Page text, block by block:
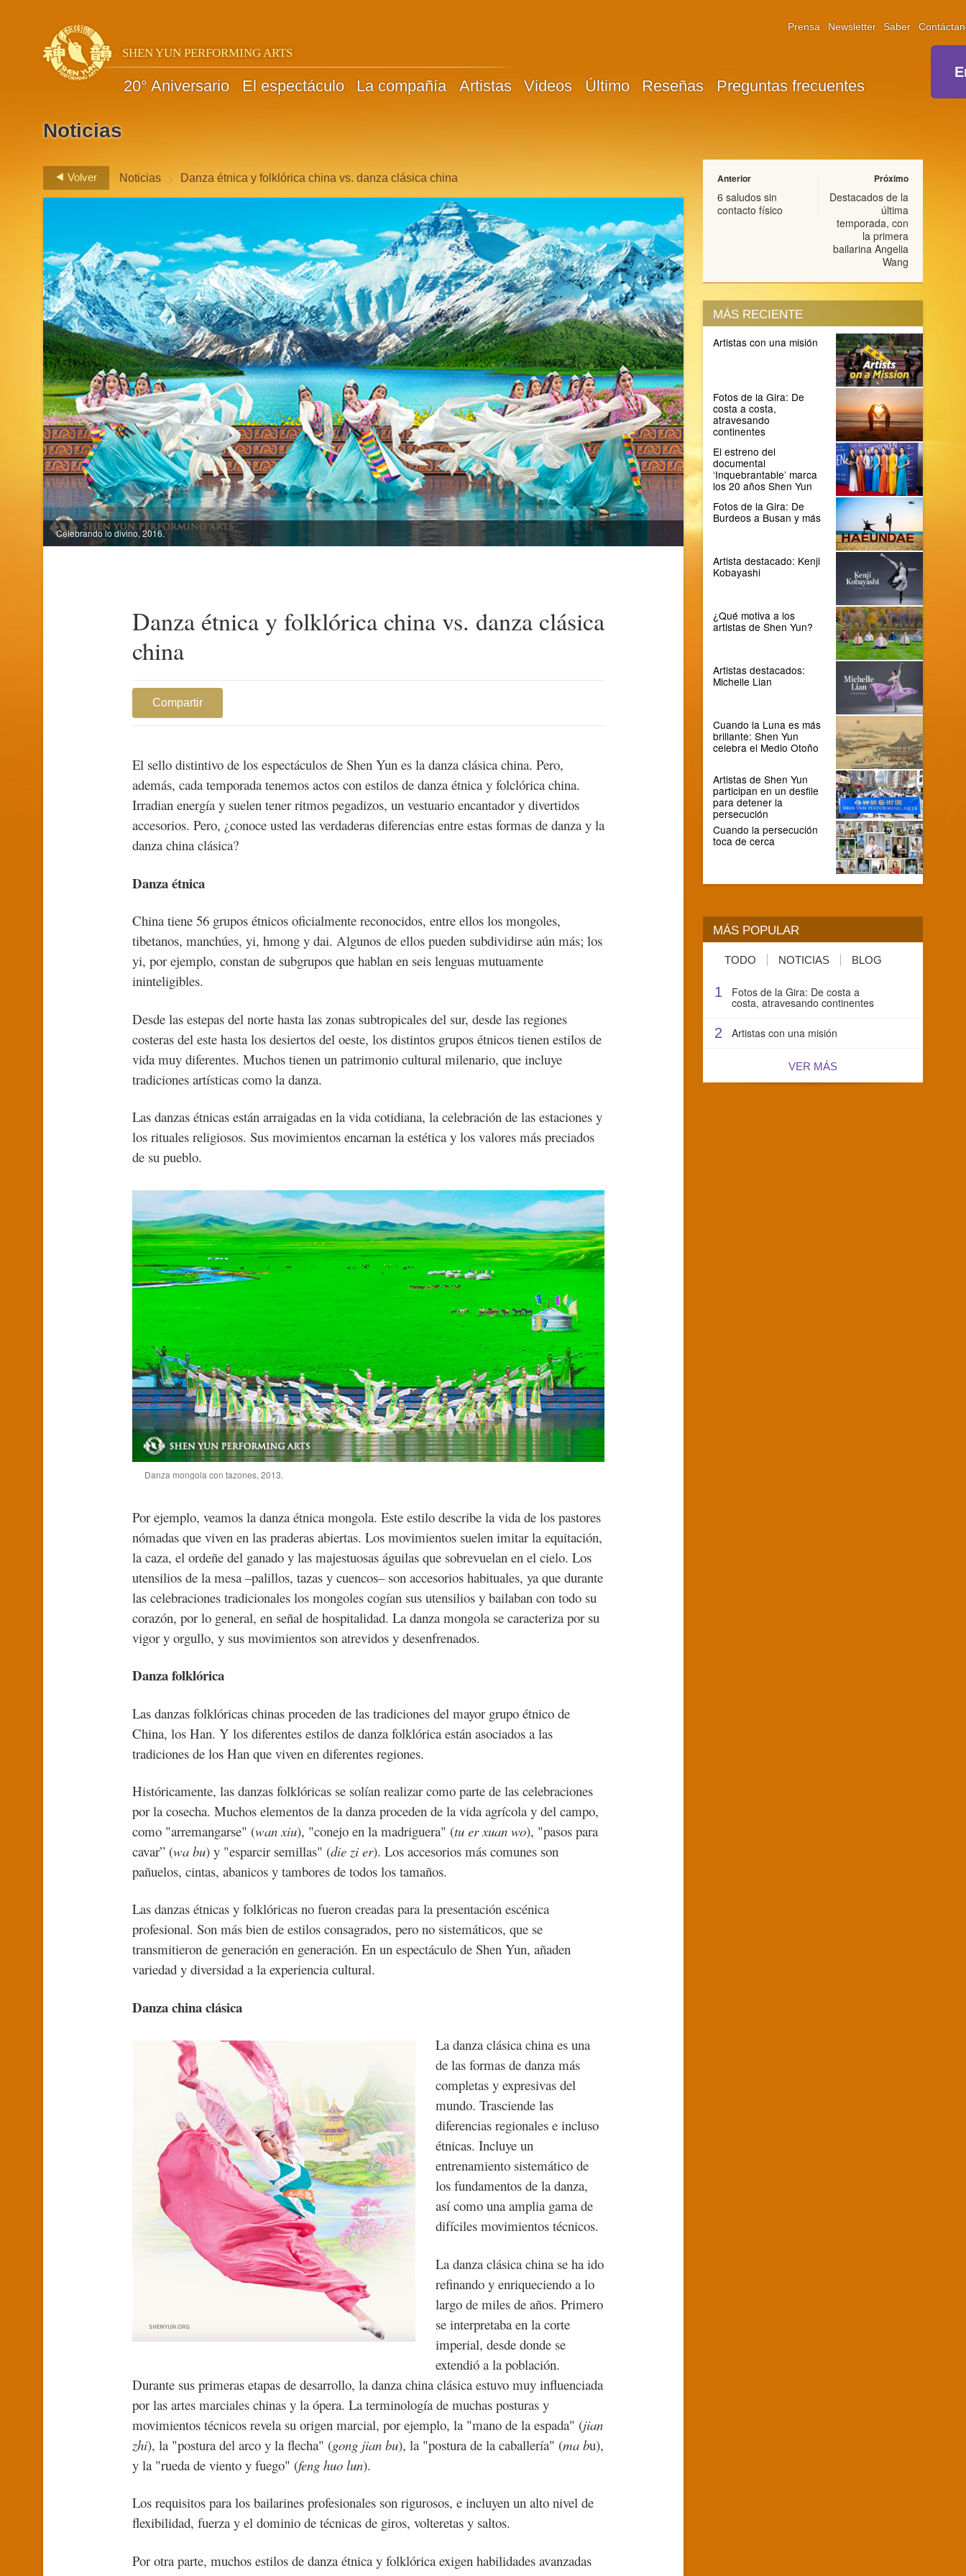
SHEN YUN PERFORMING ARTS
20° Aniversario El espectáculo La compañía Artistas Videos Último Reseñas Preguntas frecuentes
Prensa Newsletter Saber
Noticias
Volver Noticias > Danza étnica y folklórica china vs. danza clásica china
Celebrando lo divino, 2016.
Danza étnica y folklórica china vs. danza clásica
china
Compartir
El sello distintivo de los espectáculos de Shen Yun es la danza clásica china. Pero,
además, cada temporada tenemos actos con estilos de danza étnica y folclórica china.
Irradian energía y suelen tener ritmos pegadizos, un vestuario encantador y divertidos
accesorios. Pero, ¿conoce usted las verdaderas diferencias entre estas formas de danza y la
danza china clásica?
Danza étnica
China tiene 56 grupos étnicos oficialmente reconocidos, entre ellos los mongoles,
tibetanos, manchúes, yi, hmong y dai. Algunos de ellos pueden subdividirse aún más; los
yi, por ejemplo, constan de subgrupos que hablan en seis lenguas mutuamente
ininteligibles.
Desde las estepas del norte hasta las zonas subtropicales del sur, desde las regiones
costeras del este hasta los desiertos del oeste, los distintos grupos étnicos tienen estilos de
vida muy diferentes. Muchos tienen un patrimonio cultural milenario, que incluye
tradiciones artísticas como la danza.
Las danzas étnicas están arraigadas en la vida cotidiana, la celebración de las estaciones y
los rituales religiosos. Sus movimientos encarnan la estética y los valores más preciados
de su pueblo.
Danza mongola con tazones, 2013.
Por ejemplo, veamos la danza étnica mongola. Este estilo describe la vida de los pastores
nómadas que viven en las praderas abiertas. Los movimientos suelen imitar la equitación,
la caza, el ordeñe del ganado y las majestuosas águilas que sobrevuelan en el cielo. Los
utensilios de la mesa –palillos, tazas y cuencos– son accesorios habituales, ya que durante
las celebraciones tradicionales los mongoles cogían sus utensilios y bailaban con todo su
corazón, por lo general, en señal de hospitalidad. La danza mongola se caracteriza por su
vigor y orgullo, y sus movimientos son atrevidos y desenfrenados.
Danza folklórica
Las danzas folklóricas chinas proceden de las tradiciones del mayor grupo étnico de
China, los Han. Y los diferentes estilos de danza folklórica están asociados a las
tradiciones de los Han que viven en diferentes regiones.
Históricamente, las danzas folklóricas se solían realizar como parte de las celebraciones
por la cosecha. Muchos elementos de la danza proceden de la vida agrícola y del campo,
como "arremangarse" (wan xiu), "conejo en la madriguera" (tu er xuan wo), "pasos para
cavar” (wa bu) y "esparcir semillas" (die zi er). Los accesorios más comunes son
pañuelos, cintas, abanicos y tambores de todos los tamaños.
Las danzas étnicas y folklóricas no fueron creadas para la presentación escénica
profesional. Son más bien de estilos consagrados, pero no sistemáticos, que se
transmitieron de generación en generación. En un espectáculo de Shen Yun, añaden
variedad y diversidad a la experiencia cultural.
Danza china clásica
La danza clásica china es una
de las formas de danza más
completas y expresivas del
mundo. Trasciende las
diferencias regionales e incluso
étnicas. Incluye un
entrenamiento sistemático de
los fundamentos de la danza,
así como una amplia gama de
difíciles movimientos técnicos.
La danza clásica china se ha ido
refinando y enriqueciendo a lo
largo de miles de años. Primero
se interpretaba en la corte
imperial, desde donde se
extendió a la población.
Durante sus primeras etapas de desarrollo, la danza china clásica estuvo muy influenciada
por las artes marciales chinas y la ópera. La terminología de muchas posturas y
movimientos técnicos revela su origen marcial, por ejemplo, la "mano de la espada" (jian
zhi), la "postura del arco y la flecha" (gong jian bu), la "postura de la caballería" (ma bu),
y la "rueda de viento y fuego" (feng huo lun).
Los requisitos para los bailarines profesionales son rigurosos, e incluyen un alto nivel de
flexibilidad, fuerza y el dominio de técnicas de giros, volteretas y saltos.
Por otra parte, muchos estilos de danza étnica y folklórica exigen habilidades avanzadas
Anterior
6 saludos sin
contacto físico
Próximo
Destacados de la
última
temporada, con
la primera
bailarina Angelia
Wang
MÁS RECIENTE
Artistas con una misión
Fotos de la Gira: De
costa a costa,
atravesando
continentes
El estreno del
documental
‘Inquebrantable’ marca
los 20 años Shen Yun
Fotos de la Gira: De
Burdeos a Busan y más
Artista destacado: Kenji
Kobayashi
¿Qué motiva a los
artistas de Shen Yun?
Artistas destacados:
Michelle Lian
Cuando la Luna es más
brillante: Shen Yun
celebra el Medio Otoño
Artistas de Shen Yun
participan en un desfile
para detener la
persecución
Cuando la persecución
toca de cerca
MÁS POPULAR
TODO NOTICIAS BLOG
1 Fotos de la Gira: De costa a
costa, atravesando continentes
2 Artistas con una misión
VER MÁS